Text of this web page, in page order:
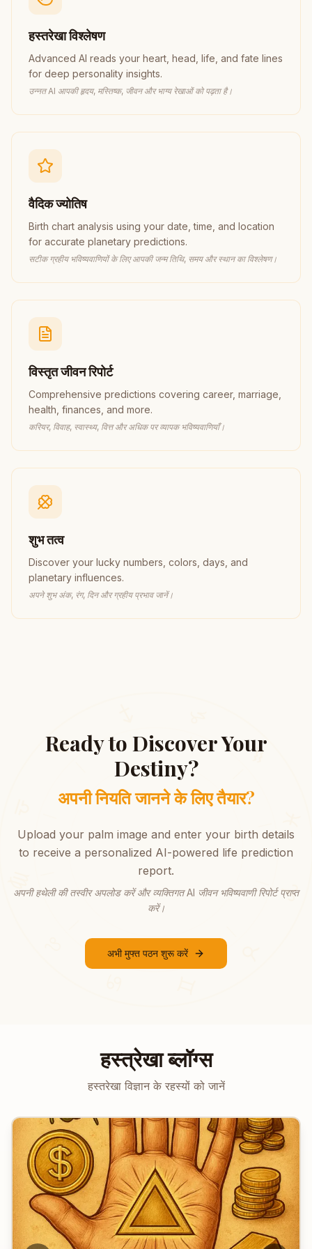
हस्तरेखा विश्लेषण
Advanced AI reads your heart, head, life, and fate lines
for deep personality insights.
उन्नत AI आपकी हृदय, मस्तिष्क, जीवन और भाग्य रेखाओं को पढ़ता है।
वैदिक ज्योतिष
Birth chart analysis using your date, time, and location
for accurate planetary predictions.
सटीक ग्रहीय भविष्यवाणियों के लिए आपकी जन्म तिथि, समय और स्थान का विश्लेषण।
विस्तृत जीवन रिपोर्ट
Comprehensive predictions covering career, marriage,
health, finances, and more.
करियर, विवाह, स्वास्थ्य, वित्त और अधिक पर व्यापक भविष्यवाणियाँ।
शुभ तत्व
Discover your lucky numbers, colors, days, and
planetary influences.
अपने शुभ अंक, रंग, दिन और ग्रहीय प्रभाव जानें।
♉
♋
♍
♑
♓
Ready to Discover Your
Destiny?
अपनी नियति जानने के लिए तैयार?
Upload your palm image and enter your birth details
to receive a personalized AI-powered life prediction
report.
अपनी हथेली की तस्वीर अपलोड करें और व्यक्तिगत AI जीवन भविष्यवाणी रिपोर्ट प्राप्त
करें।
अभी मुफ्त पठन शुरू करें
हस्त्रेखा ब्लॉग्स
हस्तरेखा विज्ञान के रहस्यों को जानें